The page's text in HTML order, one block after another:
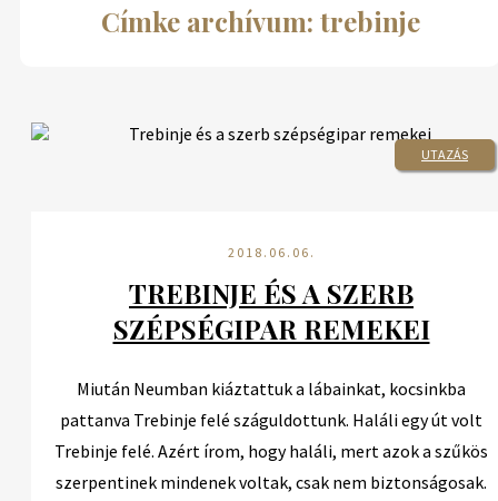
Címke archívum: trebinje
UTAZÁS
2018.06.06.
TREBINJE ÉS A SZERB
SZÉPSÉGIPAR REMEKEI
Miután Neumban kiáztattuk a lábainkat, kocsinkba
pattanva Trebinje felé száguldottunk. Haláli egy út volt
Trebinje felé. Azért írom, hogy haláli, mert azok a szűkös
szerpentinek mindenek voltak, csak nem biztonságosak.